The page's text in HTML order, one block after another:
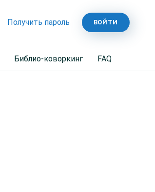
Получить пароль ВОЙТИ
Библио-коворкинг FAQ